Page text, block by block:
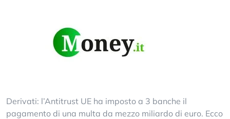
Derivati: l’Antitrust UE ha imposto a 3 banche il
pagamento di una multa da mezzo miliardo di euro. Ecco